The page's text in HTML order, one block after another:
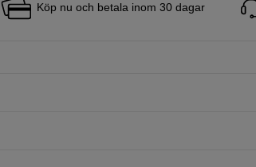
Köp nu och betala inom 30 dagar